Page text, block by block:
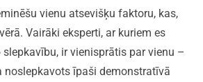
vienu atsevišķu faktoru, kas,
Vairāki eksperti, ar kuriem es
ir vienisprātis par vienu –
noslepkavots īpaši demonstratīvā